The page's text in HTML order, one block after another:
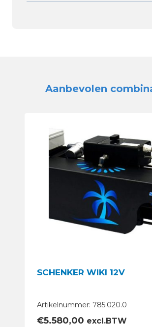
Aanbevolen
SCHENKER WIKI 12V
Artikelnummer: 785.020.0
€5.580,00 excl.BTW